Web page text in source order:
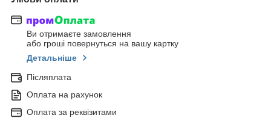
Ви отримаєте замовлення
або гроші повернуться на вашу картку
Детальніше
Післяплата
Оплата на рахунок
Оплата за реквізитами